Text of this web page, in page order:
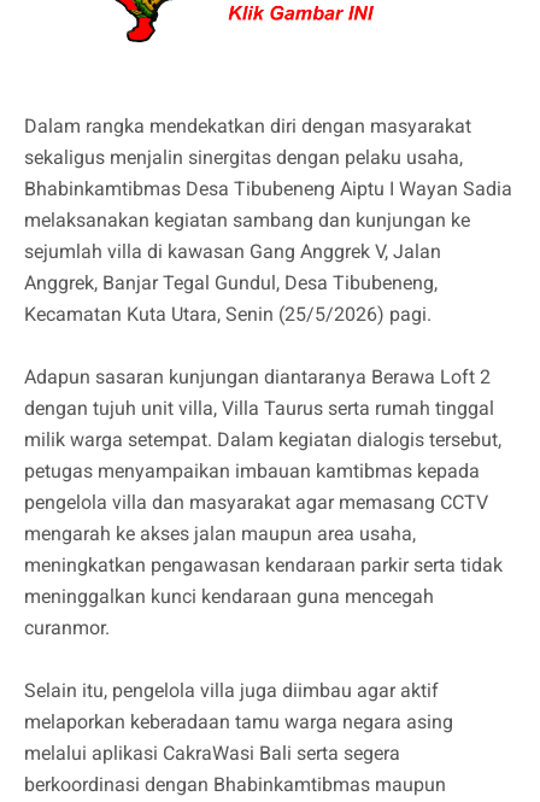
Dalam rangka mendekatkan diri dengan masyarakat
sekaligus menjalin sinergitas dengan pelaku usaha,
Bhabinkamtibmas Desa Tibubeneng Aiptu I Wayan Sadia
melaksanakan kegiatan sambang dan kunjungan ke
sejumlah villa di kawasan Gang Anggrek V, Jalan
Anggrek, Banjar Tegal Gundul, Desa Tibubeneng,
Kecamatan Kuta Utara, Senin (25/5/2026) pagi.
Adapun sasaran kunjungan diantaranya Berawa Loft 2
dengan tujuh unit villa, Villa Taurus serta rumah tinggal
milik warga setempat. Dalam kegiatan dialogis tersebut,
petugas menyampaikan imbauan kamtibmas kepada
pengelola villa dan masyarakat agar memasang CCTV
mengarah ke akses jalan maupun area usaha,
meningkatkan pengawasan kendaraan parkir serta tidak
meninggalkan kunci kendaraan guna mencegah
curanmor.
Selain itu, pengelola villa juga diimbau agar aktif
melaporkan keberadaan tamu warga negara asing
melalui aplikasi CakraWasi Bali serta segera
berkoordinasi dengan Bhabinkamtibmas maupun